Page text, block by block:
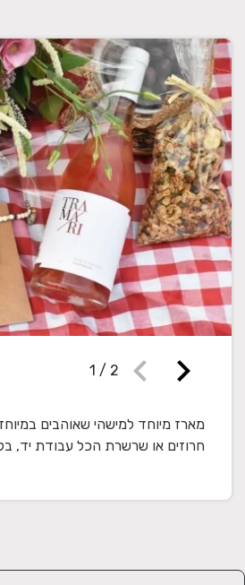
chevron_right
chevron_left
1 / 2
מארז מיוחד למישהי שאוהבים
חרוזים או שרשרת הכל עבודת יד,